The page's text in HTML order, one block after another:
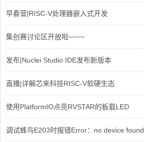
早春营|RISC-V处理器嵌入式开发
集创赛讨论区开放啦~~~~
发布|Nuclei Studio IDE发布新版本
直播|详解芯来科技RISC-V软硬生态
使用PlatformIO点亮RVSTAR的板载LED
调试蜂鸟E203时报错Error：no device found